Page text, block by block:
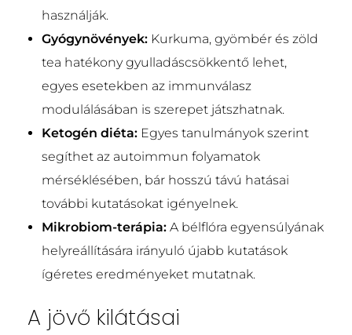
használják.
Gyógynövények:Kurkuma, gyömbér és zöld
tea hatékony gyulladáscsökkentő lehet,
egyes esetekben az immunválasz
modulálásában is szerepet játszhatnak.
Ketogén diéta:Egyes tanulmányok szerint
segíthet az autoimmun folyamatok
mérséklésében, bár hosszú távú hatásai
további kutatásokat igényelnek.
Mikrobiom-terápia:A bélflóra egyensúlyának
helyreállítására irányuló újabb kutatások
ígéretes eredményeket mutatnak.
A jövő kilátásai